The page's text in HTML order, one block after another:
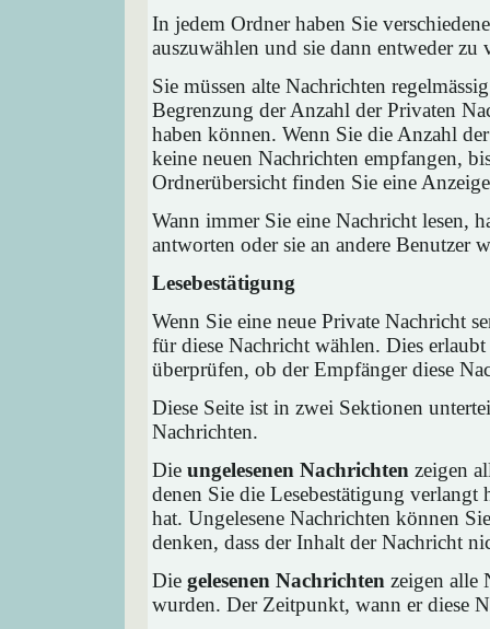
In jedem Ordner haben Sie
auszuwählen und sie dann entweder
Sie müssen alte Nachrichten
Begrenzung der Anzahl der Privaten
haben können. Wenn Sie die Anzahl
keine neuen Nachrichten empfangen,
Ordnerübersicht finden Sie eine
Wann immer Sie eine Nachricht lesen,
antworten oder sie an andere Benutzer
Lesebestätigung
Wenn Sie eine neue Private Nachricht
für diese Nachricht wählen. Dies
überprüfen, ob der Empfänger diese
Diese Seite ist in zwei Sektionen
Nachrichten.
Die ungelesenen Nachrichten zeigen
denen Sie die Lesebestätigung verlangt
hat. Ungelesene Nachrichten können
denken, dass der Inhalt der Nachricht
Die gelesenen Nachrichten zeigen alle
wurden. Der Zeitpunkt, wann er diese